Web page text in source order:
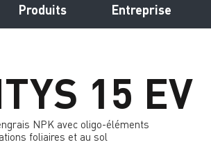
Produits Entreprise
15 EV
NPK avec oligo-éléments
foliaires et au sol